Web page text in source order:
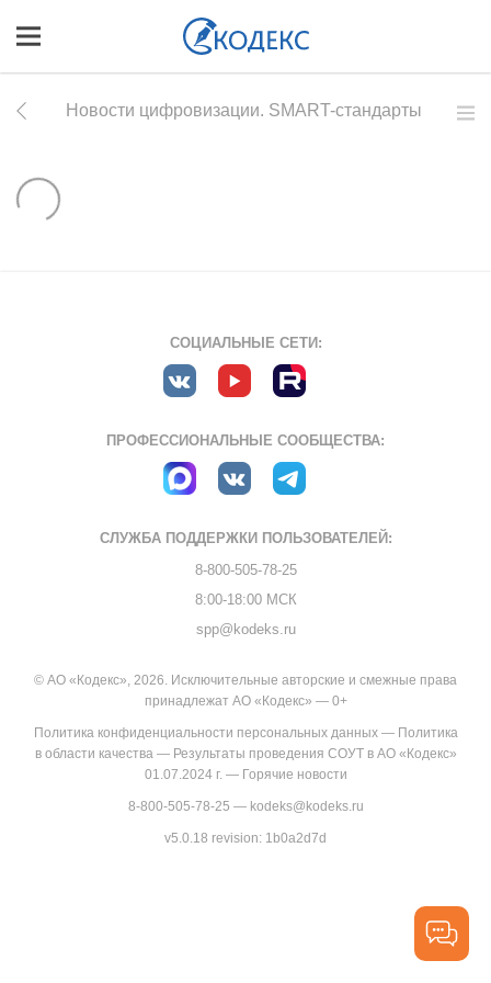
Новости цифровизации. SMART-стандарты
СОЦИАЛЬНЫЕ СЕТИ:
ПРОФЕССИОНАЛЬНЫЕ СООБЩЕСТВА:
СЛУЖБА ПОДДЕРЖКИ ПОЛЬЗОВАТЕЛЕЙ:
8-800-505-78-25
8:00-18:00 МСК
spp@kodeks.ru
© АО «Кодекс», 2026. Исключительные авторские и смежные права
принадлежат АО «Кодекс» — 0+
Политика конфиденциальности персональных данных— Политика
в области качества— Результаты проведения СОУТ в АО «Кодекс»
01.07.2024 г.— Горячие новости
8-800-505-78-25 — kodeks@kodeks.ru
v5.0.18 revision: 1b0a2d7d